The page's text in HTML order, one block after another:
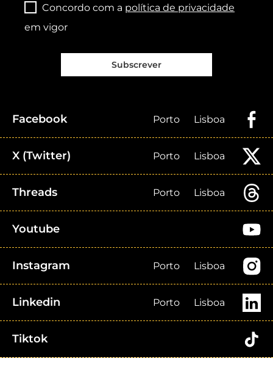
Concordo com a política de privacidade
em vigor
Subscrever
Facebook Porto Lisboa
X (Twitter) Porto Lisboa
Threads Porto Lisboa
Youtube
Instagram Porto Lisboa
Linkedin Porto Lisboa
Tiktok